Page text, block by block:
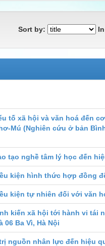
Sort by:
tố xã hội và văn hoá đến
Mú (Nghiên cứu ở bản
tạo nghề tâm lý học đến
kiện hình thức hợp đồng
kiện tự nhiên đối với văn
kiến xã hội tới hành vi tái
06 Ba Vì, Hà Nội
nguồn nhân lực đến hiệu